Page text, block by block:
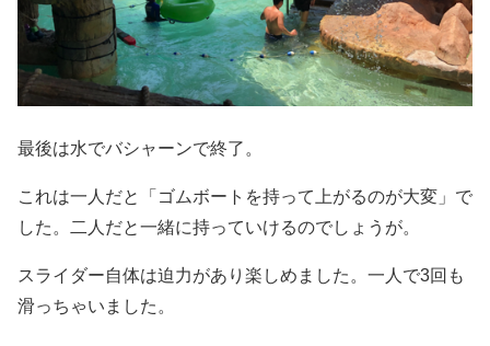
最後は水でバシャーンで終了。
これは一人だと「ゴムボートを持って上がるのが大変」で
した。二人だと一緒に持っていけるのでしょうが。
スライダー自体は迫力があり楽しめました。一人で3回も
滑っちゃいました。